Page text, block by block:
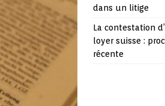
dans un litige
La contestation
loyer suisse :
récente